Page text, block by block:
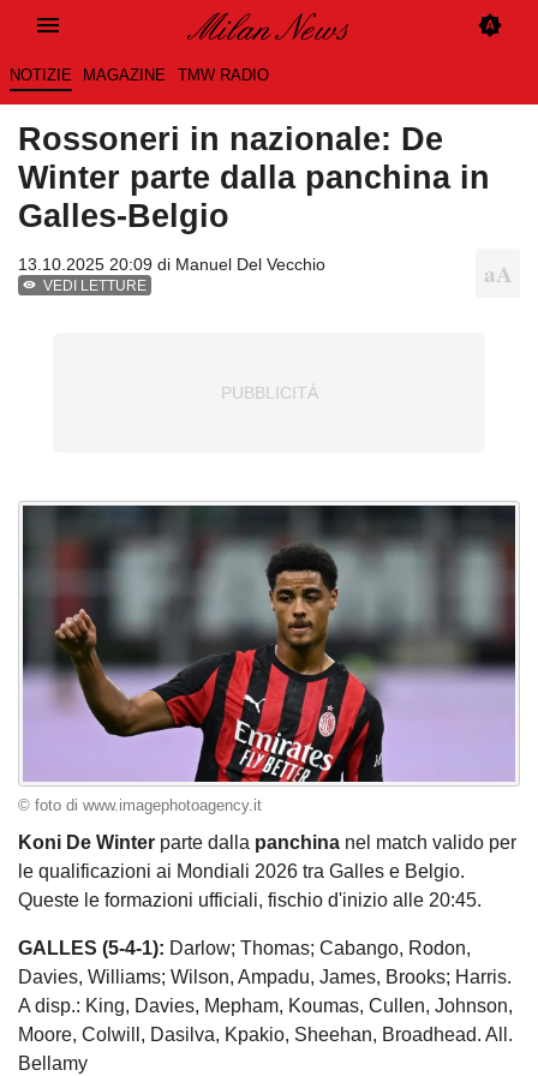
NOTIZIE MAGAZINE TMW RADIO
Rossoneri in nazionale: De
Winter parte dalla panchina in
Galles-Belgio
13.10.2025 20:09 di Manuel Del Vecchio
VEDI LETTURE
© foto di www.imagephotoagency.it
Koni De Winter parte dalla panchina nel match valido per
le qualificazioni ai Mondiali 2026 tra Galles e Belgio.
Queste le formazioni ufficiali, fischio d'inizio alle 20:45.
GALLES (5-4-1): Darlow; Thomas; Cabango, Rodon,
Davies, Williams; Wilson, Ampadu, James, Brooks; Harris.
A disp.: King, Davies, Mepham, Koumas, Cullen, Johnson,
Moore, Colwill, Dasilva, Kpakio, Sheehan, Broadhead. All.
Bellamy